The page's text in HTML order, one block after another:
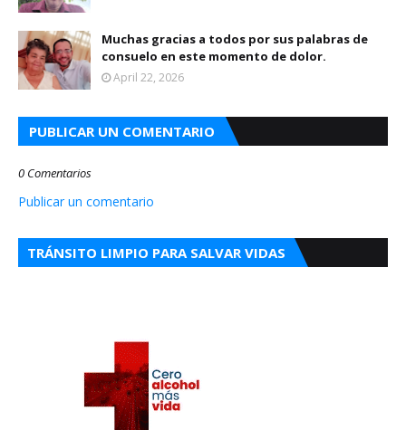
Muchas gracias a todos por sus palabras de
consuelo en este momento de dolor.
April 22, 2026
PUBLICAR UN COMENTARIO
0 Comentarios
Publicar un comentario
TRÁNSITO LIMPIO PARA SALVAR VIDAS